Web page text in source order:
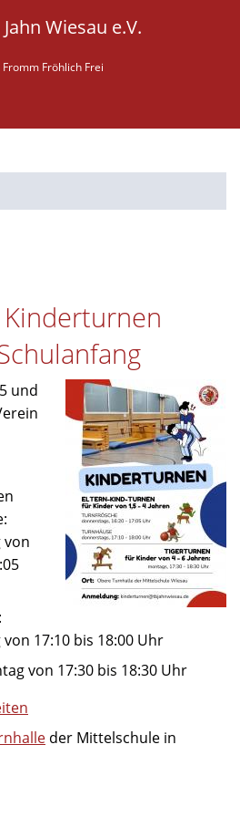
Jahn Wiesau e.V.
Fromm Fröhlich Frei
und
von
17:10 bis 18:00 Uhr
von 17:30 bis 18:30 Uhr
der Mittelschule in